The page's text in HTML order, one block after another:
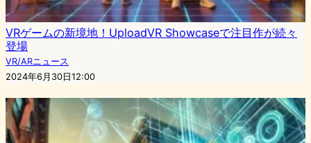
VRゲームの新境地！UploadVR Showcaseで注目作が続々
登場
VR/ARニュース
2024年6月30日12:00